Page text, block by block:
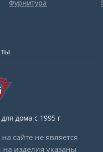
Фурнитура
дома с 1995 г
сайте не является
изделия указаны